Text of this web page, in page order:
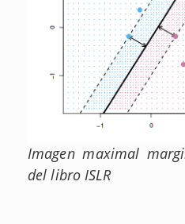
Imagen maximal
del libro ISLR